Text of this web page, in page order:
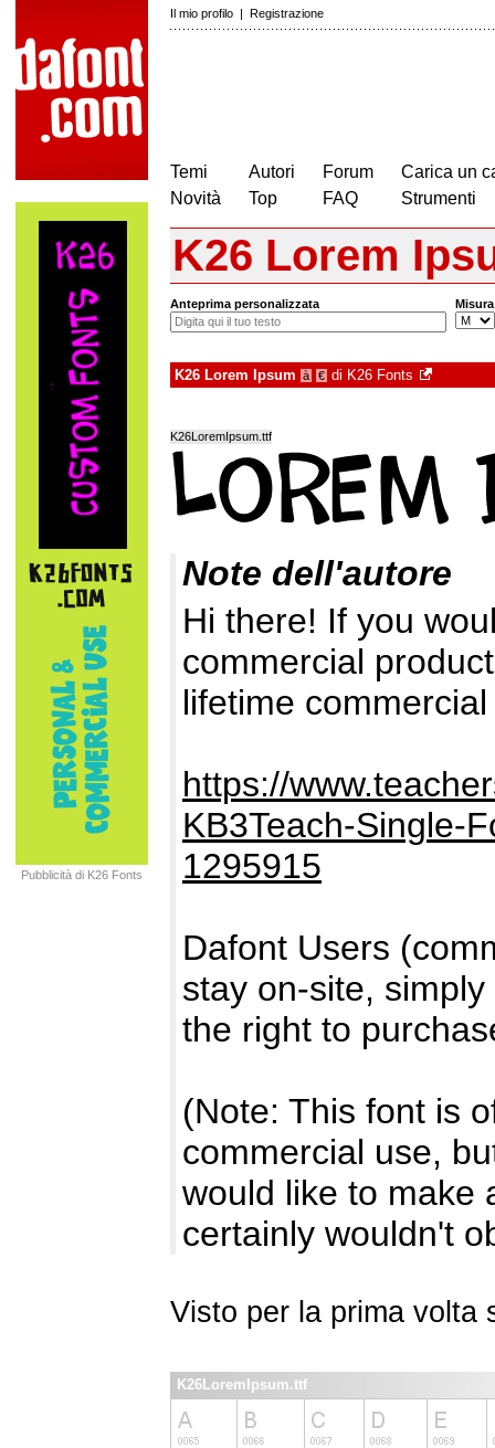
Il mio profilo | Registrazione
Temi
Novità
Autori
Top
Forum
FAQ
Carica un
Strumenti
Pubblicità di K26 Fonts
K26 Lorem
Anteprima personalizzata Misura
K26 Lorem Ipsum à € di K26 Fonts
K26LoremIpsum.ttf
Note dell'autore
Hi there! If you
commercial
lifetime
https://
KB3Teach-Single-
1295915
Dafont Users
stay on-site,
the right to
(Note: This font is
commercial use,
would like to make
certainly wouldn't
Visto per la prima volta
K26LoremIpsum.ttf